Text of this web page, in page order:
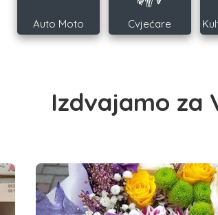
Auto Moto Cvjećare
Izdvajamo za